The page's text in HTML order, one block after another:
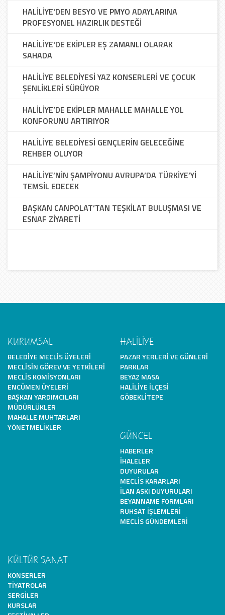
HALİLİYE'DEN BESYO VE PMYO ADAYLARINA
PROFESYONEL HAZIRLIK DESTEĞİ
HALİLİYE'DE EKİPLER EŞ ZAMANLI OLARAK
SAHADA
HALİLİYE BELEDİYESİ YAZ KONSERLERİ VE ÇOCUK
ŞENLİKLERİ SÜRÜYOR
HALİLİYE’DE EKİPLER MAHALLE MAHALLE YOL
KONFORUNU ARTIRIYOR
HALİLİYE BELEDİYESİ GENÇLERİN GELECEĞİNE
REHBER OLUYOR
HALİLİYE’NİN ŞAMPİYONU AVRUPA’DA TÜRKİYE’Yİ
TEMSİL EDECEK
BAŞKAN CANPOLAT’TAN TEŞKİLAT BULUŞMASI VE
ESNAF ZİYARETİ
KURUMSAL
BELEDIYE MECLIS ÜYELERI
MECLISIN GÖREV VE YETKILERI
MECLIS KOMISYONLARI
ENCÜMEN ÜYELERI
BAŞKAN YARDIMCILARI
MÜDÜRLÜKLER
MAHALLE MUHTARLARI
YÖNETMELIKLER
HALİLİYE
PAZAR YERLERI VE GÜNLERI
PARKLAR
BEYAZ MASA
HALILIYE İLÇESI
GÖBEKLITEPE
GÜNCEL
HABERLER
İHALELER
DUYURULAR
MECLIS KARARLARI
İLAN ASKI DUYURULARI
BEYANNAME FORMLARI
RUHSAT İŞLEMLERI
MECLIS GÜNDEMLERI
KÜLTÜR SANAT
KONSERLER
TIYATROLAR
SERGILER
KURSLAR